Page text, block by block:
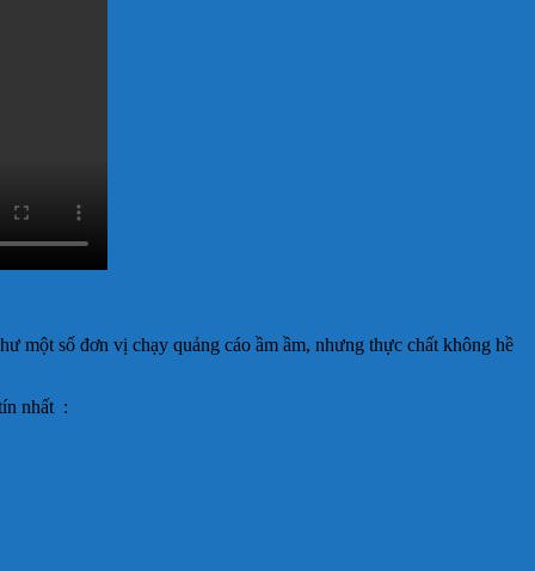
một số đơn vị chạy quảng cáo ầm ầm, nhưng thực chất không hề
nhất :